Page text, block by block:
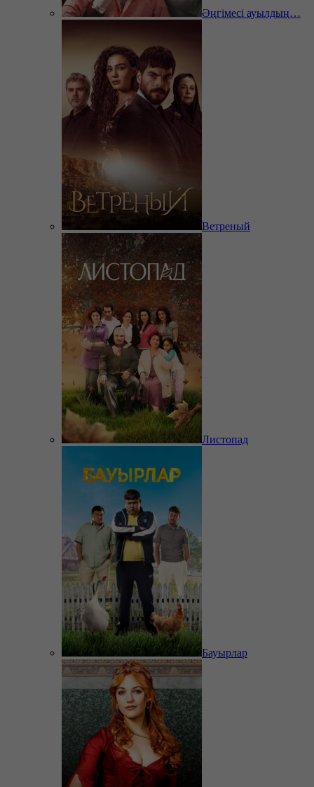
Әңгімесі ауылдың…
Ветреный
Листопад
Бауырлар